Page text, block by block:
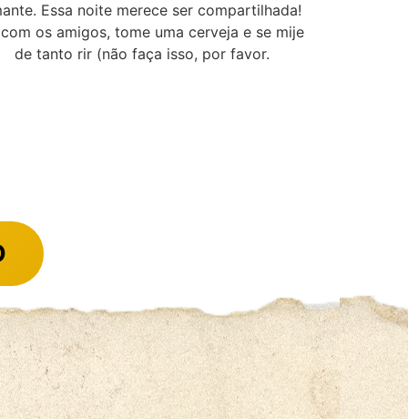
Essa noite merece ser compartilhada!
os amigos, tome uma cerveja e se mije
de tanto rir (não faça isso, por favor.
ao show do